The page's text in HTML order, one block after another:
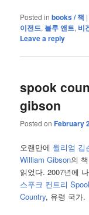
Posted in books / 책
이전드, 블루 앤트, 비
Leave a reply
spook
gibson
Posted onFebruary
오랜만에 윌리엄 깁
William Gibson의
읽었다. 2007년에
스푸크 컨트리
Country, 유령 국가.